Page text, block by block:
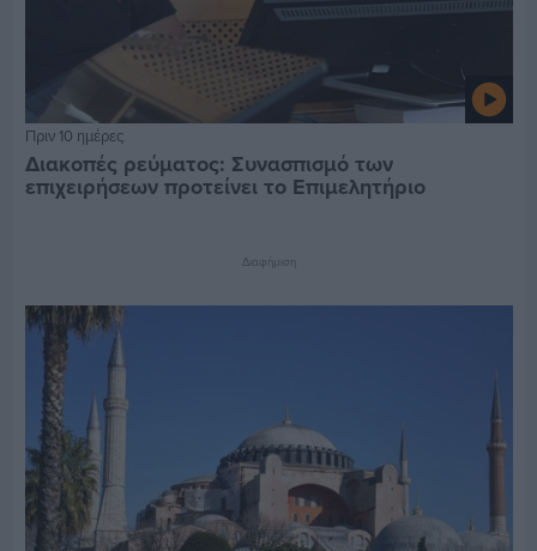
Πριν 10 ημέρες
Διακοπές ρεύματος: Συνασπισμό των
επιχειρήσεων προτείνει το Επιμελητήριο
Διαφήμιση